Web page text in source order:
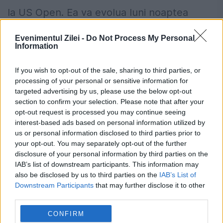
Evenimentul Zilei - Do Not Process My Personal
Information
If you wish to opt-out of the sale, sharing to third parties, or
processing of your personal or sensitive information for
targeted advertising by us, please use the below opt-out
section to confirm your selection. Please note that after your
opt-out request is processed you may continue seeing
interest-based ads based on personal information utilized by
us or personal information disclosed to third parties prior to
your opt-out. You may separately opt-out of the further
disclosure of your personal information by third parties on the
IAB’s list of downstream participants. This information may
also be disclosed by us to third parties on the IAB’s List of
Downstream Participants that may further disclose it to other
CONFIRM
la US Open. Ea va evolua luni noaptea
împotriva Terezei Smitkova, jucătoare ce
reprezintă Cehia și se...
FOTBAL EXTERN. Frank Lampard a spus
ADIO naționalei Angliei
26 AUGUST 2014
După 15 ani, Frank Lampard, fostul mijlocaş
de la Chelsea Londra, şi-a anunţat, astăzi,
retragerea din echipa naţională a Angliei